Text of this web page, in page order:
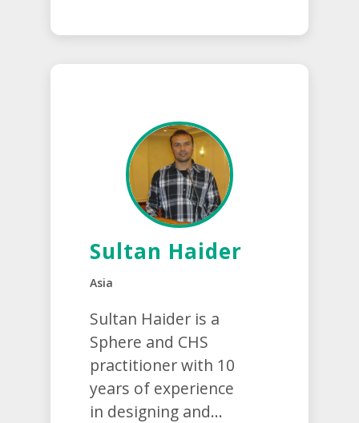
Sultan Haider
Asia
Sultan Haider is a
Sphere and CHS
practitioner with 10
years of experience
in designing and...